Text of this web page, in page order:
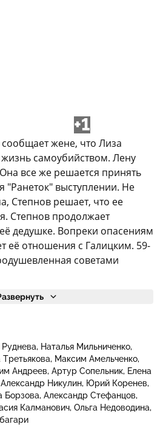
+1
жене, что Лиза
самоубийством. Лену
все же решается принять
"Ранеток" выступлении. Не
Степнов решает, что ее
Степнов продолжает
дедушке. Вопреки опасениям
её отношения с Галицким. 59-
советами
Наталья Мильниченко
Третьякова Максим Амельченко
Андреев Артур Сопельник Елена
Александр Никулин Юрий Коренев
Борзова Александр Стефанцов
Калманович Ольга Недоводина